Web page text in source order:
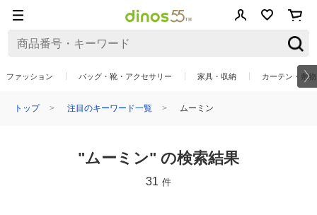
ファッション バッグ・靴・アクセサリー 家具・収納 カーテン・敷
トップ 注目のキーワード一覧 ムーミン
"ムーミン" の検索結果
31 件